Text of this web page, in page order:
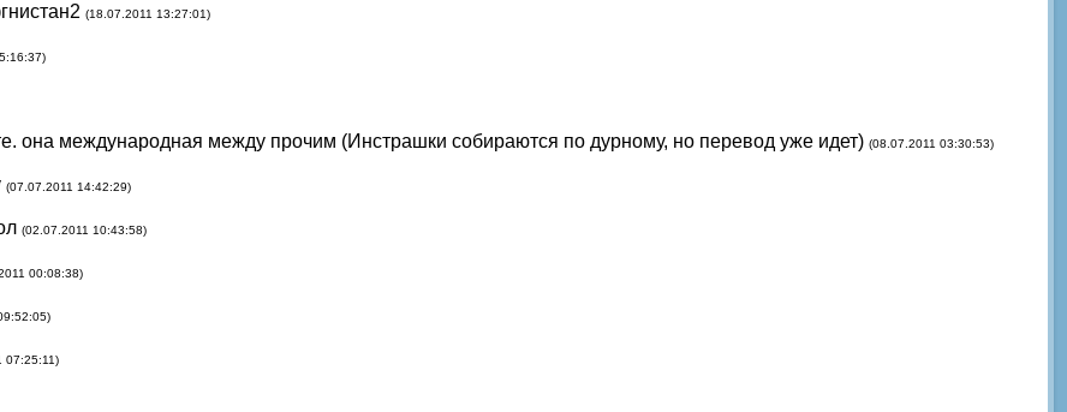
(18.07.2011 13:27:01)
она международная между прочим (Инстрашки собираются по дурному, но перевод уже идет) (08.07.2011 03:30:53)
(07.07.2011 14:42:29)
(02.07.2011 10:43:58)
00:08:38)
07:25:11)